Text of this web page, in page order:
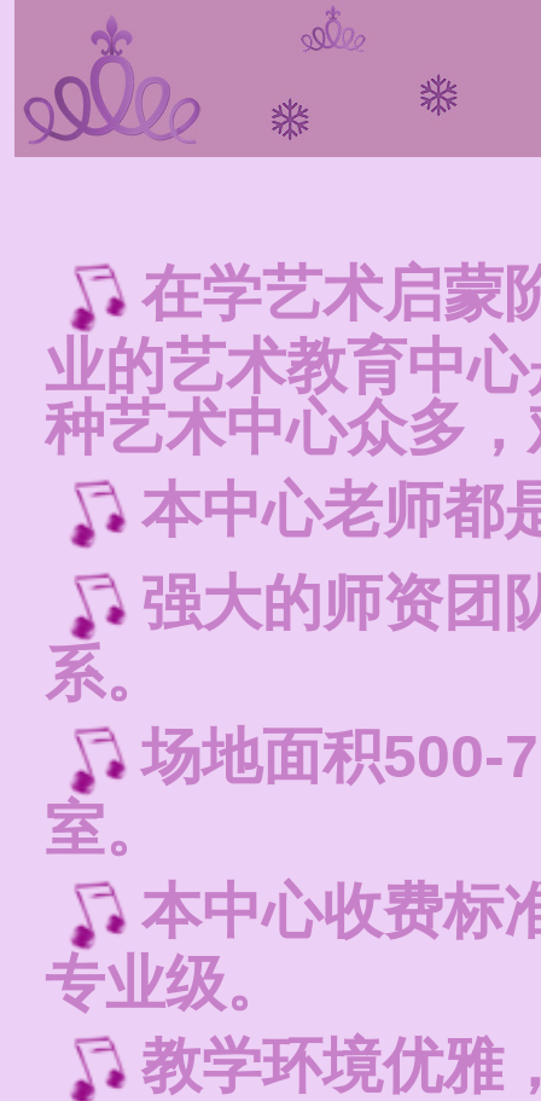
在学艺术启蒙
业的艺术教育中
种艺术中心众多
本中心老师都
强大的师资团
系。
场地面积500-
室。
本中心收费标
专业级。
教学环境优雅